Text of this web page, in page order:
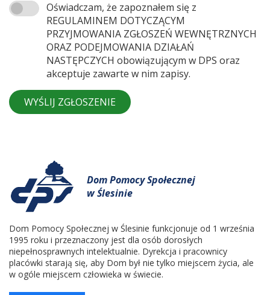
Oświadczam, że zapoznałem się z
REGULAMINEM DOTYCZĄCYM
PRZYJMOWANIA ZGŁOSZEŃ WEWNĘTRZNYCH
ORAZ PODEJMOWANIA DZIAŁAŃ
NASTĘPCZYCH obowiązującym w DPS oraz
akceptuje zawarte w nim zapisy.
WYŚLIJ ZGŁOSZENIE
Dom Pomocy Społecznej
w Ślesinie
Dom Pomocy Społecznej w Ślesinie funkcjonuje od 1 września
1995 roku i przeznaczony jest dla osób dorosłych
niepełnosprawnych intelektualnie. Dyrekcja i pracownicy
placówki starają się, aby Dom był nie tylko miejscem życia, ale
w ogóle miejscem człowieka w świecie.